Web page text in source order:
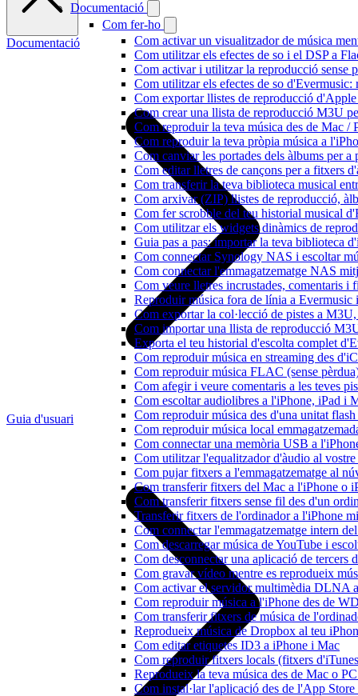
Documentació
Com fer-ho
Com activar un visualitzador de música
Com utilitzar els efectes de so i el DSP a
Com activar i utilitzar la reproducció sense
Com utilitzar els efectes de so
Com exportar llistes de reproducció
Com crear una llista de reproducció M3U
Com reproduir la teva música des de
Com reproduir la teva pròpia música a
Com canviar les portades dels àlbums per
Com editar lletres de cançons per a fitxers
Com transferir la teva biblioteca musical
Com arxivar (ZIP) llistes de reproducció,
Com fer scrobble del teu historial musical
Com utilitzar els widgets dinàmics de
Guia pas a pas: importar la teva biblioteca
Com connectar Synology NAS i escoltar
Com connectar l'emmagatzematge NAS
Com veure lletres incrustades, comentaris
Reproduir música fora de línia a
Com exportar la col·lecció de pistes a
Com importar una llista de reproducció
Exporta el teu historial d'escolta complet
Com reproduir música en streaming des
Com reproduir música FLAC (sense
Com afegir i veure comentaris a les teves
Com escoltar audiolibres a l'iPhone, iPad i
Com reproduir música des d'una unitat
Com reproduir música local
Com connectar una memòria USB a
Com utilitzar l'equalitzador d'àudio al
Com pujar fitxers a l'emmagatzematge al
Com transferir fitxers del Mac a l'iPhone o
Com transferir fitxers sense fil des d'un
Transferir fitxers de l'ordinador a l'iPhone
Com connectar l'emmagatzematge intern
Com descarregar música de YouTube i
Com desconnectar una aplicació de tercers
Com gravar vídeo mentre es reprodueix
Com activar el servidor multimèdia DLNA
Com reproduir música a l'iPhone des de
Com transferir fitxers de música de
Reprodueix música de Dropbox al teu
Com editar etiquetes ID3 a iPhone i Mac
Com reproduir fitxers locals (fitxers
Reprodueix la teva música des de Mac o
Com instal·lar l'aplicació des de l'App
Documentació
Guia d'usuari